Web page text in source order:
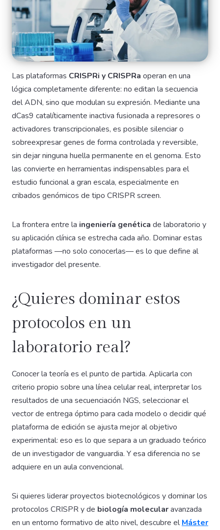
Las plataformas CRISPRi y CRISPRa operan en una
lógica completamente diferente: no editan la secuencia
del ADN, sino que modulan su expresión. Mediante una
dCas9 catalíticamente inactiva fusionada a represores o
activadores transcripcionales, es posible silenciar o
sobreexpresar genes de forma controlada y reversible,
sin dejar ninguna huella permanente en el genoma. Esto
las convierte en herramientas indispensables para el
estudio funcional a gran escala, especialmente en
cribados genómicos de tipo CRISPR screen.
La frontera entre la ingeniería genética de laboratorio y
su aplicación clínica se estrecha cada año. Dominar estas
plataformas —no solo conocerlas— es lo que define al
investigador del presente.
¿Quieres dominar estos
protocolos en un
laboratorio real?
Conocer la teoría es el punto de partida. Aplicarla con
criterio propio sobre una línea celular real, interpretar los
resultados de una secuenciación NGS, seleccionar el
vector de entrega óptimo para cada modelo o decidir qué
plataforma de edición se ajusta mejor al objetivo
experimental: eso es lo que separa a un graduado teórico
de un investigador de vanguardia. Y esa diferencia no se
adquiere en un aula convencional.
Si quieres liderar proyectos biotecnológicos y dominar los
protocolos CRISPR y de biología molecularavanzada
en un entorno formativo de alto nivel, descubre elMáster